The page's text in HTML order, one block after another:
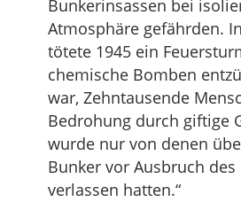
Bunkerinsassen bei
Atmosphäre gefährden.
tötete 1945 ein
chemische Bomben
war, Zehntausende
Bedrohung durch giftige
wurde nur von denen
Bunker vor Ausbruch des
verlassen hatten.“